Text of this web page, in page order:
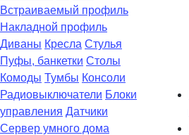
Встраиваемый профиль
Накладной профиль
Диваны Кресла Стулья
Пуфы, банкетки Столы
Комоды Тумбы Консоли
Радиовыключатели Блоки
управления Датчики
Сервер умного дома